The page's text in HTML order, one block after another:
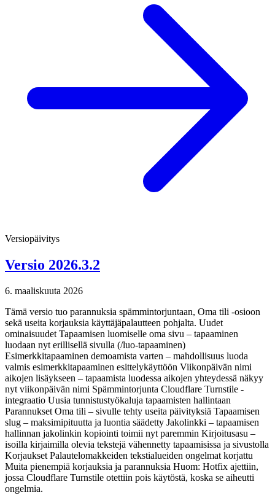
Versiopäivitys
Versio 2026.3.2
6. maaliskuuta 2026
Tämä versio tuo parannuksia spämmintorjuntaan, Oma tili -osioon
sekä useita korjauksia käyttäjäpalautteen pohjalta. Uudet
ominaisuudet Tapaamisen luomiselle oma sivu – tapaaminen
luodaan nyt erillisellä sivulla (/luo-tapaaminen)
Esimerkkitapaaminen demoamista varten – mahdollisuus luoda
valmis esimerkkitapaaminen esittelykäyttöön Viikonpäivän nimi
aikojen lisäykseen – tapaamista luodessa aikojen yhteydessä näkyy
nyt viikonpäivän nimi Spämmintorjunta Cloudflare Turnstile -
integraatio Uusia tunnistustyökaluja tapaamisten hallintaan
Parannukset Oma tili – sivulle tehty useita päivityksiä Tapaamisen
slug – maksimipituutta ja luontia säädetty Jakolinkki – tapaamisen
hallinnan jakolinkin kopiointi toimii nyt paremmin Kirjoitusasu –
isoilla kirjaimilla olevia tekstejä vähennetty tapaamisissa ja sivustolla
Korjaukset Palautelomakkeiden tekstialueiden ongelmat korjattu
Muita pienempiä korjauksia ja parannuksia Huom: Hotfix ajettiin,
jossa Cloudflare Turnstile otettiin pois käytöstä, koska se aiheutti
ongelmia.